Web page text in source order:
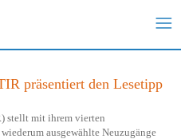
präsentiert den Lesetipp
stellt mit ihrem vierten
ausgewählte Neuzugänge